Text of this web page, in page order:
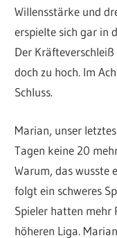
Willensstärke und
erspielte sich gar in
Der
doch zu hoch. Im
Schluss.
Marian, unser
Tagen keine 20
Warum, das wusste
folgt ein schweres
Spieler hatten mehr
höheren Liga.